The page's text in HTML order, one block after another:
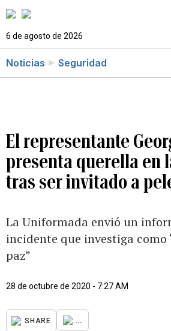
6 de agosto de 2026
Noticias Seguridad
El representante
presenta querella en
tras ser invitado a
La Uniformada envió un
incidente que investiga como
paz”
28 de octubre de 2020 - 7:27 AM
SHARE ...